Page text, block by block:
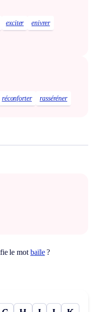
exciter
enivrer
réconforter rasséréner
le mot baïle?